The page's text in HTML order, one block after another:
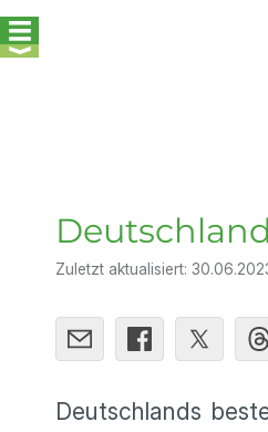
Zuletzt aktualisiert:
Deutschlands